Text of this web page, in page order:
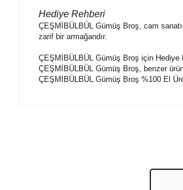
Hediye Rehberi
ÇEŞMİBÜLBÜL Gümüş Broş, cam
zarif bir armağandır.
ÇEŞMİBÜLBÜL Gümüş Broş için Hediye
ÇEŞMİBÜLBÜL Gümüş Broş, benzer
ÇEŞMİBÜLBÜL Gümüş Broş %100 El